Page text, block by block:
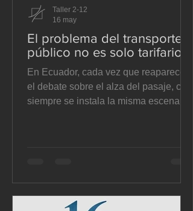
El problema del transporte
público no es solo tarifario
En Ecuador, cada vez que reaparece
el debate sobre el alza del pasaje, casi
siempre se instala la misma escena:
formularse mal desde el inicio. Se
Taller 2-12
16 may